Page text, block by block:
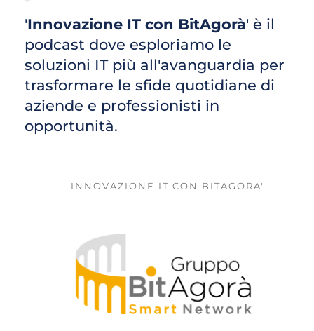
'Innovazione IT con BitAgorà' è il
podcast dove esploriamo le
soluzioni IT più all'avanguardia per
trasformare le sfide quotidiane di
aziende e professionisti in
opportunità.
INNOVAZIONE IT CON BITAGORA'